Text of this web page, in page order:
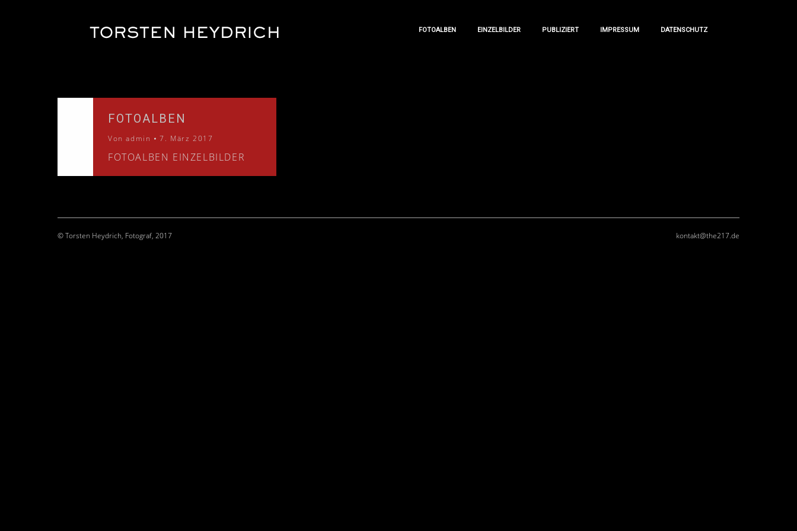
FOTOALBEN EINZELBILDER PUBLIZIERT IMPRESSUM DATENSCHUTZ
FOTOALBEN
Vonadmin 7. März 2017
FOTOALBEN EINZELBILDER
© Torsten Heydrich, Fotograf, 2017 kontakt@the217.de